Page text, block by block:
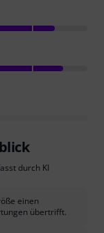
durch KI
einen
übertrifft.